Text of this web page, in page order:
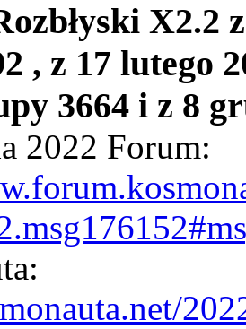
X2.2
, z 17 lutego
3664 i z 8
2022 Forum: